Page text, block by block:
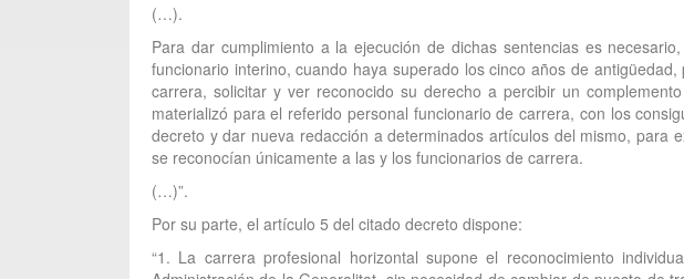
(…).
Para dar cumplimiento a la ejecución de dichas sentencias es
funcionario interino, cuando haya superado los cinco años de
carrera, solicitar y ver reconocido su derecho a percibir un
materializó para el referido personal funcionario de carrera, con los
decreto y dar nueva redacción a determinados artículos del mismo,
se reconocían únicamente a las y los funcionarios de carrera.
(…)”.
Por su parte, el artículo 5 del citado decreto dispone:
“1. La carrera profesional horizontal supone el reconocimiento